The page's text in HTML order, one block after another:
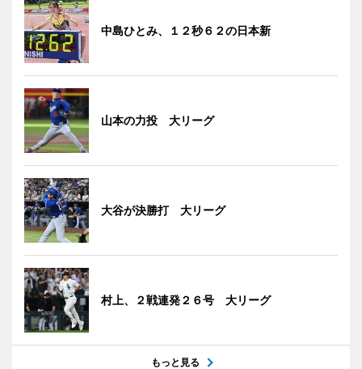
中島ひとみ、１２秒６２の日本新
山本の力投 大リーグ
大谷が決勝打 大リーグ
村上、２戦連発２６号 大リーグ
もっと見る